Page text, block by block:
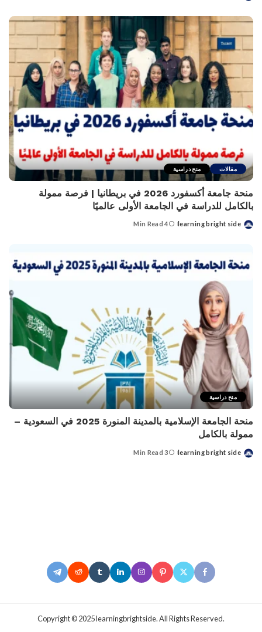
مقالات منح دراسية
منحة جامعة أكسفورد 2026 في بريطانيا | فرصة ممولة
بالكامل للدراسة في الجامعة الأولى عالميًا
Posted
learning bright side
4 Min Read
منح دراسية
منحة الجامعة الإسلامية بالمدينة المنورة 2025 في السعودية –
ممولة بالكامل
Posted
learning bright side
3 Min Read
.Copyright © 2025 learningbrightside. All Rights Reserved